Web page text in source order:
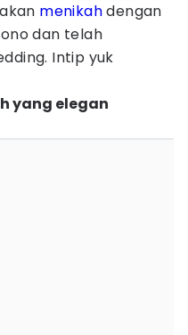
menikahdengan
dan telah
Intip yuk
yang elegan